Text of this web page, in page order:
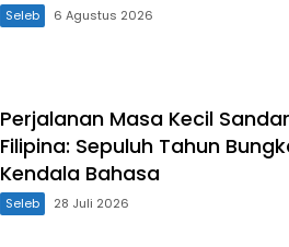
Seleb 6 Agustus 2026
Perjalanan Masa Kecil
Filipina: Sepuluh Tahun
Kendala Bahasa
Seleb 28 Juli 2026